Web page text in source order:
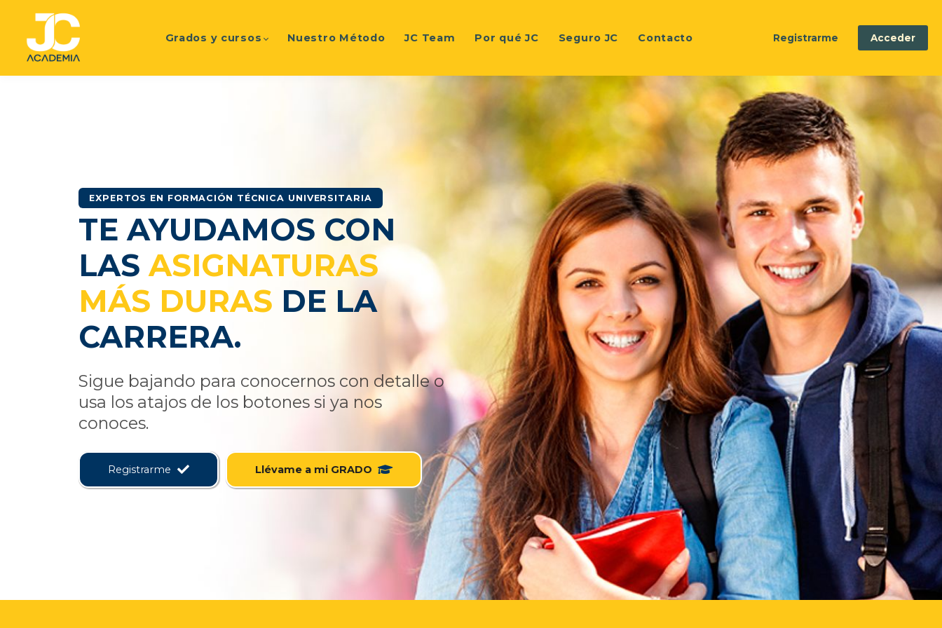
Grados y cursos Nuestro Método JC Team Por qué JC Seguro JC Contacto Registrarme Acceder
EXPERTOS EN FORMACIÓN TÉCNICA UNIVERSITARIA
TE AYUDAMOS CON
LAS ASIGNATURAS
MÁS DURAS DE LA
CARRERA.
Sigue bajando para conocernos con detalle o
usa los atajos de los botones si ya nos
conoces.
Registrarme Llévame a mi GRADO